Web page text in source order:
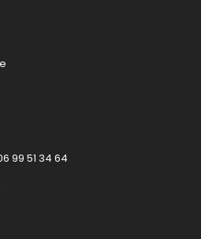
99 51 34 64